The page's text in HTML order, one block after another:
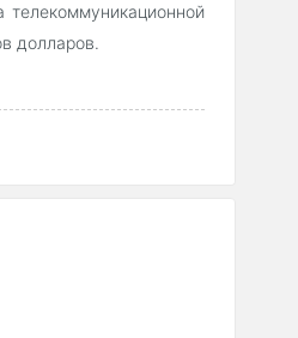
долларов.